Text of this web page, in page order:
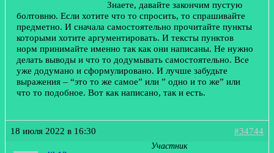
Знаете, давайте закончим пустую
болтовню. Если хотите что то спросить, то спрашивайте
предметно. И сначала самостоятельно прочитайте пункты
которыми хотите аргументировать. И тексты пунктов
норм принимайте именно так как они написаны. Не нужно
делать выводы и что то додумывать самостоятельно. Все
уже додумано и сформулировано. И лучше забудьте
выражения – “это то же самое” или ” одно и то же” или
что то подобное. Вот как написано, так и есть.
18 июля 2022 в 16:30 #34744
Участник